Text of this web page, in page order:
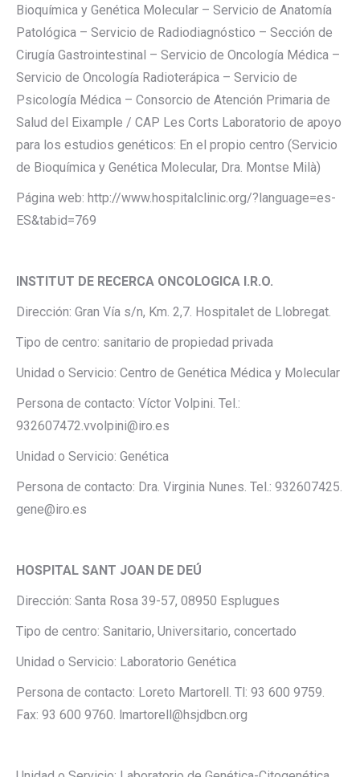
Bioquímica y Genética Molecular – Servicio de Anatomía
Patológica – Servicio de Radiodiagnóstico – Sección de
Cirugía Gastrointestinal – Servicio de Oncología Médica –
Servicio de Oncología Radioterápica – Servicio de
Psicología Médica – Consorcio de Atención Primaria de
Salud del Eixample / CAP Les Corts Laboratorio de apoyo
para los estudios genéticos: En el propio centro (Servicio
de Bioquímica y Genética Molecular, Dra. Montse Milà)
Página web: http://www.hospitalclinic.org/?language=es-
ES&tabid=769
INSTITUT DE RECERCA ONCOLOGICA I.R.O.
Dirección: Gran Vía s/n, Km. 2,7. Hospitalet de Llobregat.
Tipo de centro: sanitario de propiedad privada
Unidad o Servicio: Centro de Genética Médica y Molecular
Persona de contacto: Víctor Volpini. Tel.:
932607472.vvolpini@iro.es
Unidad o Servicio: Genética
Persona de contacto: Dra. Virginia Nunes. Tel.: 932607425.
gene@iro.es
HOSPITAL SANT JOAN DE DEÚ
Dirección: Santa Rosa 39-57, 08950 Esplugues
Tipo de centro: Sanitario, Universitario, concertado
Unidad o Servicio: Laboratorio Genética
Persona de contacto: Loreto Martorell. Tl: 93 600 9759.
Fax: 93 600 9760. lmartorell@hsjdbcn.org